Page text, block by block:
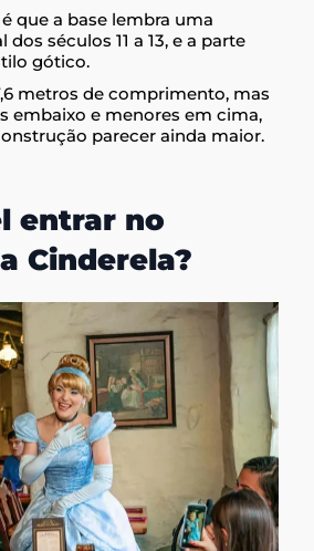
que a base lembra uma
séculos 11 a 13, e a parte
gótico.
metros de comprimento, mas
embaixo e menores em cima,
parecer ainda maior.
entrar no
Cinderela?